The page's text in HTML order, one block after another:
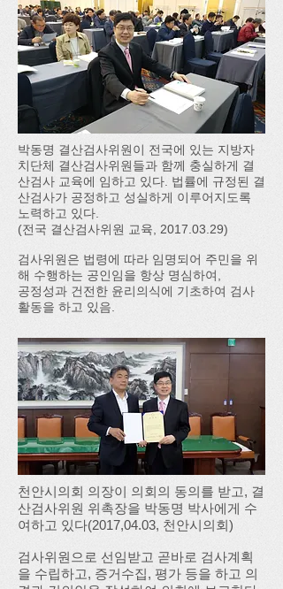
박동명 결산검사위원이 전국에 있는 지방자
치단체 결산검사위원들과 함께 충실하게 결
산검사 교육에 임하고 있다. 법률에 규정된 결
산검사가 공정하고 성실하게 이루어지도록
노력하고 있다.
(전국 결산검사위원 교육, 2017.03.29)
검사위원은 법령에 따라 임명되어 주민을 위
해 수행하는 공인임을 항상 명심하여,
​공정성과 건전한 윤리의식에 기초하여 검사
활동을 하고 있음.
천안시의회 의장이 의회의 동의를 받고, 결
산검사위원 위촉장을 박동명 박사에게 수
여하고 있다(2017,04.03, 천안시의회)
​검사위원으로 선임받고 곧바로 검사계획
을 수립하고, 증거수집, 평가 등을 하고 의